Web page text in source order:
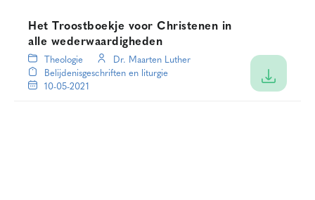
Het Troostboekje voor Christenen in
alle wederwaardigheden
Theologie
Dr. Maarten Luther
Belijdenisgeschriften en liturgie
10-05-2021